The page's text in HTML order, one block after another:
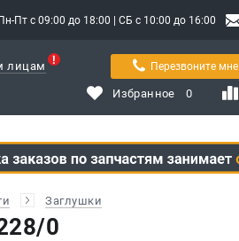
Пт с 09:00 до 18:00 | СБ с 10:00 до 16:00
лицам Перезвоните мне
Избранное 0
Заглушки
0